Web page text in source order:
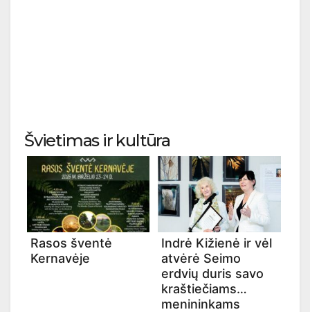
Švietimas ir kultūra
Rasos šventė
Kernavėje
Indrė Kižienė ir vėl
atvėrė Seimo
erdvių duris savo
kraštiečiams
menininkams